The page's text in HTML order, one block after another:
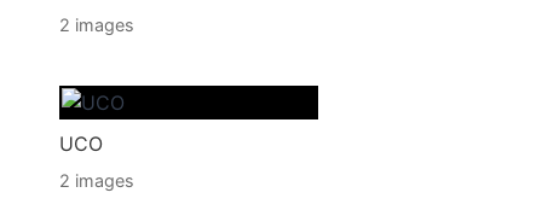
2 images
UCO
2 images